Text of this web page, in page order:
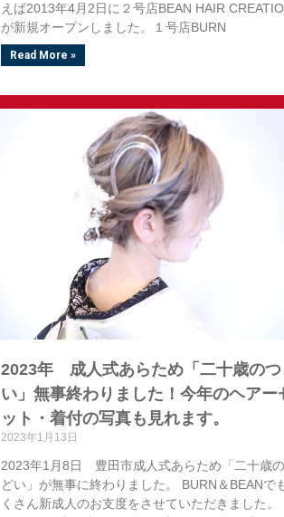
えば2013年4月2日に２号店BEAN HAIR
が新規オープンしました。１号店BURN
Read More »
2023年 成人式あらため「二十歳のつ
い」無事終わりました！今年のヘアー
ット・着付の写真も見れます。
2023年1月13日
2023年1月8日 豊田市成人式あらため「二十歳
どい」が無事に終わりました。 BURN＆BEANで
くさん新成人のお支度をさせていただきました。